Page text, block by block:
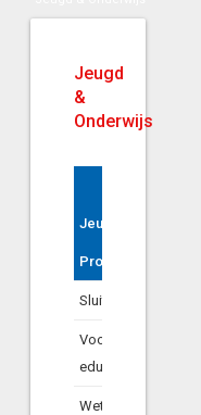
Jeugd
&
Onderwijs
Jeugd &
Product
Jeugd &
Product
Sluitende aanpak
Voor- en
educatie
Wet Educatie en